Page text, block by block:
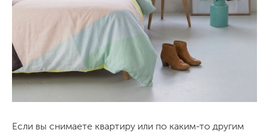
Если вы снимаете квартиру или по каким-то другим